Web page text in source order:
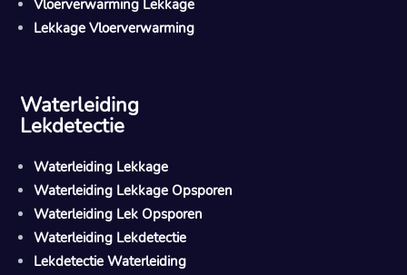
Vloerverwarming Lekkage
Lekkage Vloerverwarming
Waterleiding
Lekdetectie
Waterleiding Lekkage
Waterleiding Lekkage Opsporen
Waterleiding Lek Opsporen
Waterleiding Lekdetectie
Lekdetectie Waterleiding